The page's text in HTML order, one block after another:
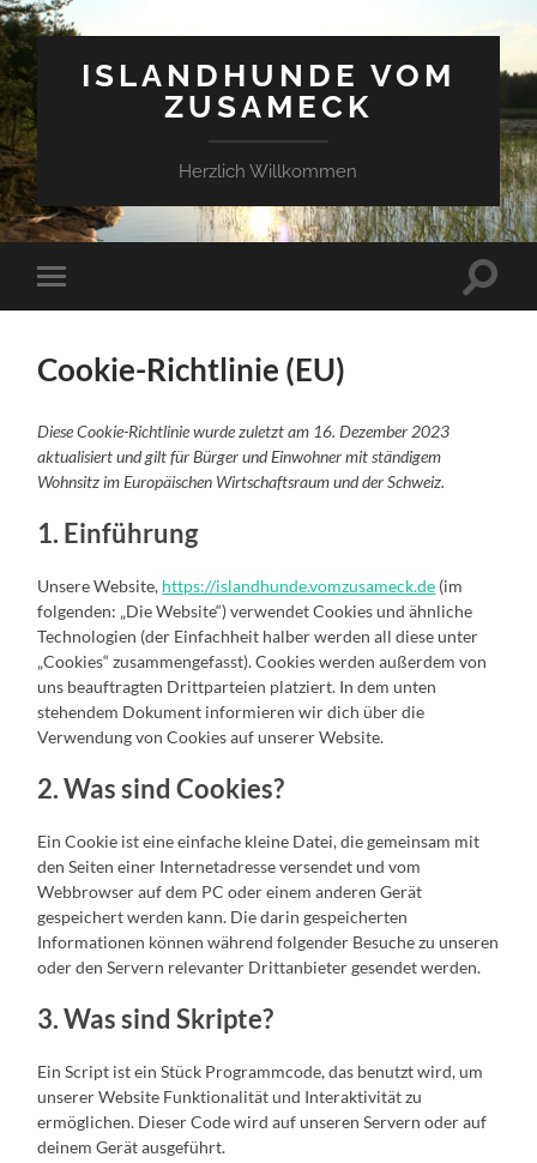
ISLANDHUNDE VOM
ZUSAMECK
Herzlich Willkommen
Mobile-
Menü
Cookie-Richtlinie (EU)
Diese Cookie-Richtlinie wurde zuletzt am 16. Dezember 2023
aktualisiert und gilt für Bürger und Einwohner mit ständigem
Wohnsitz im Europäischen Wirtschaftsraum und der Schweiz.
1. Einführung
Unsere Website, https://islandhunde.vomzusameck.de (im
folgenden: „Die Website“) verwendet Cookies und ähnliche
Technologien (der Einfachheit halber werden all diese unter
„Cookies“ zusammengefasst). Cookies werden außerdem von
uns beauftragten Drittparteien platziert. In dem unten
stehendem Dokument informieren wir dich über die
Verwendung von Cookies auf unserer Website.
2. Was sind Cookies?
Ein Cookie ist eine einfache kleine Datei, die gemeinsam mit
den Seiten einer Internetadresse versendet und vom
Webbrowser auf dem PC oder einem anderen Gerät
gespeichert werden kann. Die darin gespeicherten
Informationen können während folgender Besuche zu unseren
oder den Servern relevanter Drittanbieter gesendet werden.
3. Was sind Skripte?
Ein Script ist ein Stück Programmcode, das benutzt wird, um
unserer Website Funktionalität und Interaktivität zu
ermöglichen. Dieser Code wird auf unseren Servern oder auf
deinem Gerät ausgeführt.